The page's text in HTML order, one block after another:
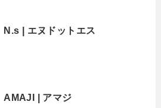
N.s | エヌドットエス
AMAJI | アマジ